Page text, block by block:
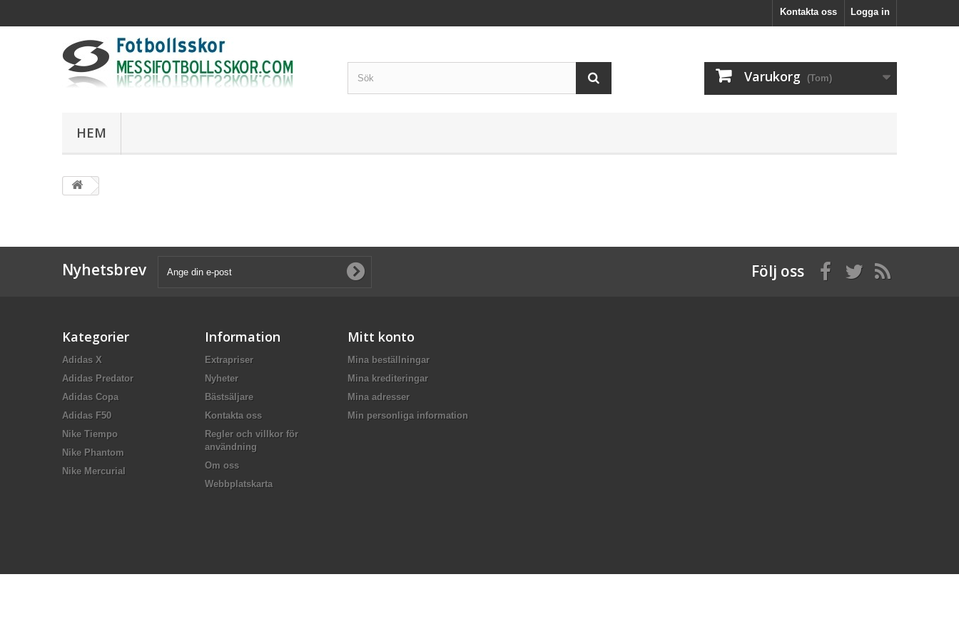
Logga in
Kontakta oss
Varukorg (Tom)
HEM
Nyhetsbrev Följ oss
Kategorier
Adidas X
Adidas Predator
Adidas Copa
Adidas F50
Nike Tiempo
Nike Phantom
Nike Mercurial
Information
Extrapriser
Nyheter
Bästsäljare
Kontakta oss
Regler och villkor för
användning
Om oss
Webbplatskarta
Mitt konto
Mina beställningar
Mina krediteringar
Mina adresser
Min personliga information